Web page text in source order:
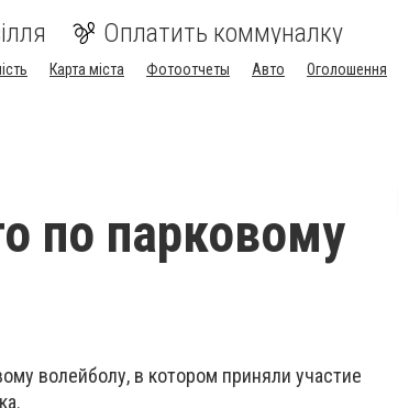
Оплатить коммуналку
Карта міста Фотоотчеты Авто
Оголошення
по парковому
волейболу, в котором приняли участие